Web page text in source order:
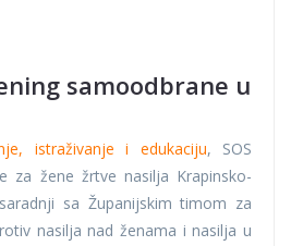
samoodbrane u
istraživanje i edukaciju, SOS
za žene žrtve nasilja Krapinsko-
sa Županijskim timom za
nasilja nad ženama i nasilja u